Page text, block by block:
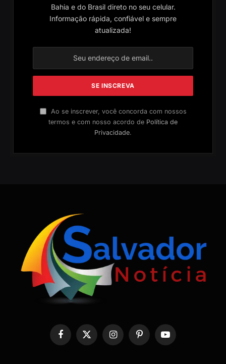
Bahia e do Brasil direto no seu celular.
Informação rápida, confiável e sempre
atualizada!
Ao se inscrever, você concorda com nossos
termos e com nosso acordo de Política de
Privacidade.
Facebook
X
(Twitter)
InstagramPinterestYouTube